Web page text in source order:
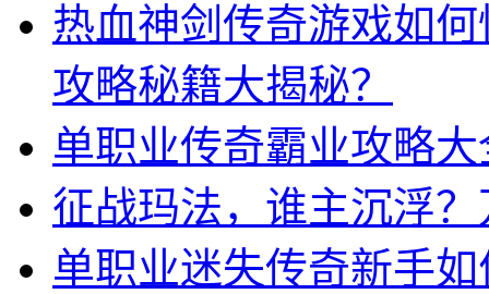
热血神剑传奇游戏如
攻略秘籍大揭秘？
单职业传奇霸业攻略
征战玛法，谁主沉浮
单职业迷失传奇新手